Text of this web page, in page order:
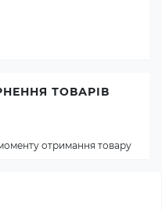
ТОВАРІВ
отримання товару